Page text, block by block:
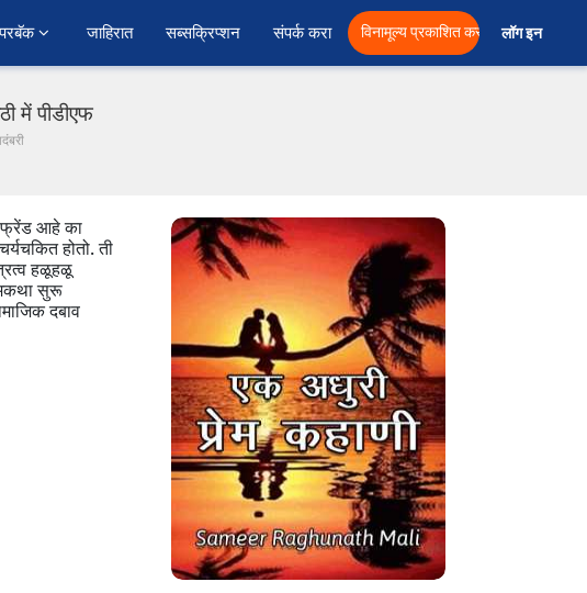
जाहिरात सब्सक्रिप्शन संपर्क करा विनामूल्य प्रकाशित करा लॉग इन
में पीडीएफ
आहे का
होतो. ती
हळूहळू
सुरू
दबाव